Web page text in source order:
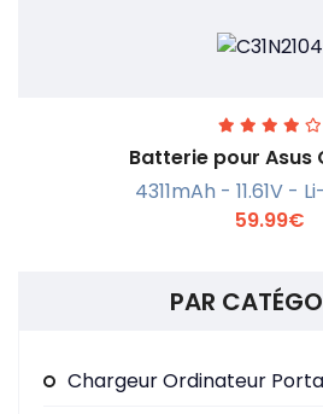
En savoir
Batterie pour Asus
4311mAh - 11.61V -
59.99€
PAR
Chargeur Ordinateur